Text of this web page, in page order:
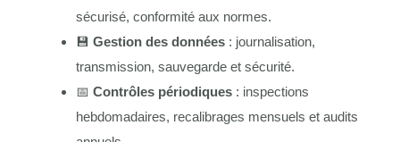
sécurisé, conformité aux normes.
💾 Gestion des données : journalisation,
transmission, sauvegarde et sécurité.
📅 Contrôles périodiques : inspections
hebdomadaires, recalibrages mensuels et audits